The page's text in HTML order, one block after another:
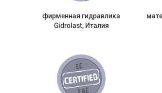
фирменная гидравлика
Gidrolast, Италия